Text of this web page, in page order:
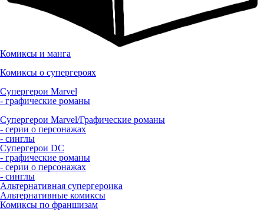
Комиксы и манга
Комиксы о супергероях
Супергерои Marvel
- графические романы
Супергерои Marvel/Графические романы
- серии о персонажах
- синглы
Супергерои DC
- графические романы
- серии о персонажах
- синглы
Альтернативная супергероика
Альтернативные комиксы
Комиксы по франшизам